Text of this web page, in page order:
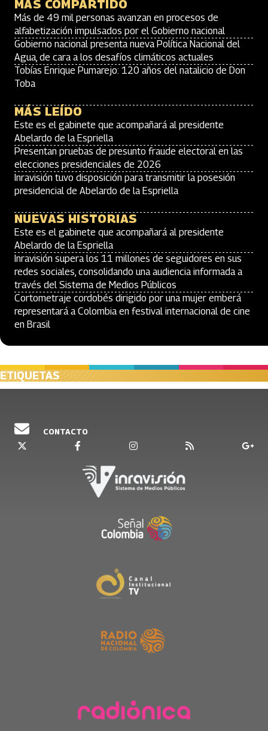
MÁS COMPARTIDO
Más de 49 mil personas avanzan en procesos de
alfabetización impulsados por el Gobierno nacional
Gobierno nacional presenta nueva Política Nacional del
Agua, de cara a los desafíos climáticos actuales
Tobías Enrique Pumarejo: 120 años del natalicio de Don
Toba
MÁS LEÍDO
Este es el gabinete que acompañará al presidente
Abelardo de la Espriella
Presentan pruebas de presunto fraude electoral en las
elecciones presidenciales de 2026
Inravisión tuvo disposición para transmitir la posesión
presidencial de Abelardo de la Espriella
NUEVAS HISTORIAS
Este es el gabinete que acompañará al presidente
Abelardo de la Espriella
Inravisión supera los 11 millones de seguidores en sus
redes sociales, consolidando una audiencia informada a
través del Sistema de Medios Públicos
Cortometraje cordobés dirigido por una mujer emberá
representará a Colombia en festival internacional de cine
en Brasil
ETIQUETAS
CONTACTO